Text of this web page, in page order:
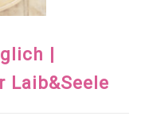
|
Laib&Seele